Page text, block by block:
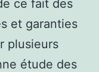
ce fait des
et garanties
plusieurs
étude des